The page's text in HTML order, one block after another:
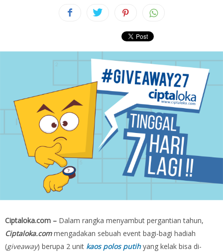
Ciptaloka.com – Dalam rangka menyambut pergantian tahun,
Ciptaloka.commengadakan sebuah event bagi-bagi hadiah
(giveaway) berupa 2 unit kaos polos putih yang kelak bisa di-